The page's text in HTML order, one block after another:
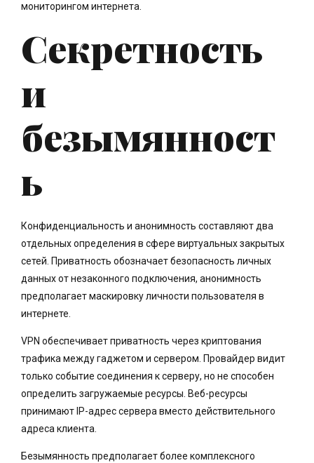
мониторингом интернета.
Секретность
и
безымянност
ь
Конфиденциальность и анонимность составляют два
отдельных определения в сфере виртуальных закрытых
сетей. Приватность обозначает безопасность личных
данных от незаконного подключения, анонимность
предполагает маскировку личности пользователя в
интернете.
VPN обеспечивает приватность через криптования
трафика между гаджетом и сервером. Провайдер видит
только событие соединения к серверу, но не способен
определить загружаемые ресурсы. Веб-ресурсы
принимают IP-адрес сервера вместо действительного
адреса клиента.
Безымянность предполагает более комплексного